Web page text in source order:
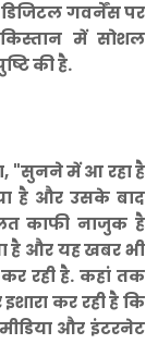
गवर्नेंस पर
में सोशल
की है.
"सुनने में आ रहा है
है और उसके बाद
काफी नाजुक है
है और यह खबर भी
रही है. कहां तक
कर रही है कि
और इंटरनेट